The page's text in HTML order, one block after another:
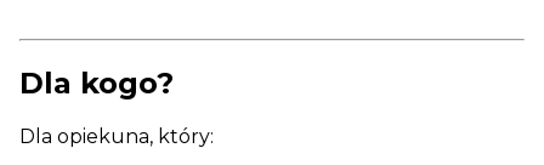
Dla kogo?
Dla opiekuna, który: